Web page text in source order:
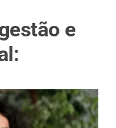
e